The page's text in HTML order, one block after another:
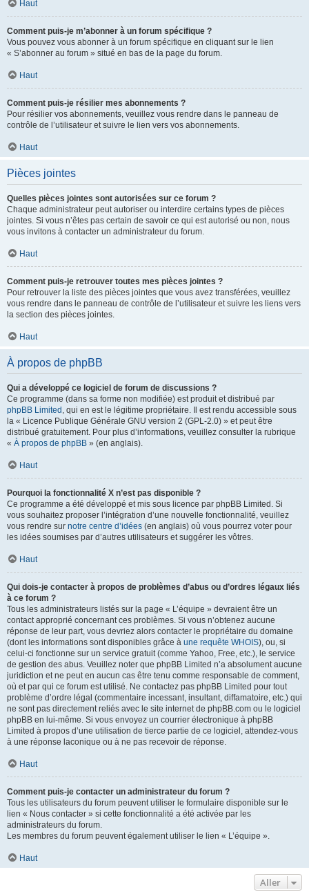
Haut
Comment puis-je m’abonner à un forum spécifique ?
Vous pouvez vous abonner à un forum spécifique en cliquant sur le lien
« S’abonner au forum » situé en bas de la page du forum.
Haut
Comment puis-je résilier mes abonnements ?
Pour résilier vos abonnements, veuillez vous rendre dans le panneau de
contrôle de l’utilisateur et suivre le lien vers vos abonnements.
Haut
Pièces jointes
Quelles pièces jointes sont autorisées sur ce forum ?
Chaque administrateur peut autoriser ou interdire certains types de pièces
jointes. Si vous n’êtes pas certain de savoir ce qui est autorisé ou non, nous
vous invitons à contacter un administrateur du forum.
Haut
Comment puis-je retrouver toutes mes pièces jointes ?
Pour retrouver la liste des pièces jointes que vous avez transférées, veuillez
vous rendre dans le panneau de contrôle de l’utilisateur et suivre les liens vers
la section des pièces jointes.
Haut
À propos de phpBB
Qui a développé ce logiciel de forum de discussions ?
Ce programme (dans sa forme non modifiée) est produit et distribué par
phpBB Limited , qui en est le légitime propriétaire. Il est rendu accessible sous
la « Licence Publique Générale GNU version 2 (GPL-2.0) » et peut être
distribué gratuitement. Pour plus d’informations, veuillez consulter la rubrique
« À propos de phpBB » (en anglais).
Haut
Pourquoi la fonctionnalité X n’est pas disponible ?
Ce programme a été développé et mis sous licence par phpBB Limited. Si
vous souhaitez proposer l’intégration d’une nouvelle fonctionnalité, veuillez
vous rendre sur notre centre d’idées (en anglais) où vous pourrez voter pour
les idées soumises par d’autres utilisateurs et suggérer les vôtres.
Haut
Qui dois-je contacter à propos de problèmes d’abus ou d’ordres légaux liés
à ce forum ?
Tous les administrateurs listés sur la page « L’équipe » devraient être un
contact approprié concernant ces problèmes. Si vous n’obtenez aucune
réponse de leur part, vous devriez alors contacter le propriétaire du domaine
(dont les informations sont disponibles grâce à une requête WHOIS), ou, si
celui-ci fonctionne sur un service gratuit (comme Yahoo, Free, etc.), le service
de gestion des abus. Veuillez noter que phpBB Limited n’a absolument aucune
juridiction et ne peut en aucun cas être tenu comme responsable de comment,
où et par qui ce forum est utilisé. Ne contactez pas phpBB Limited pour tout
problème d’ordre légal (commentaire incessant, insultant, diffamatoire, etc.) qui
ne sont pas directement reliés avec le site internet de phpBB.com ou le logiciel
phpBB en lui-même. Si vous envoyez un courrier électronique à phpBB
Limited à propos d’une utilisation de tierce partie de ce logiciel, attendez-vous
à une réponse laconique ou à ne pas recevoir de réponse.
Haut
Comment puis-je contacter un administrateur du forum ?
Tous les utilisateurs du forum peuvent utiliser le formulaire disponible sur le
lien « Nous contacter » si cette fonctionnalité a été activée par les
administrateurs du forum.
Les membres du forum peuvent également utiliser le lien « L’équipe ».
Haut
Aller